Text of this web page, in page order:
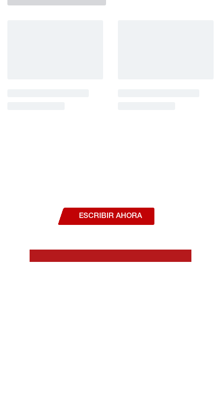
ESCRIBIR AHORA